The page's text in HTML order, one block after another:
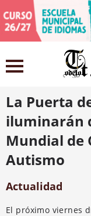
26 marzo 2021
La Puerta
iluminarán
Mundial de
Autismo
Actualidad
El próximo viernes